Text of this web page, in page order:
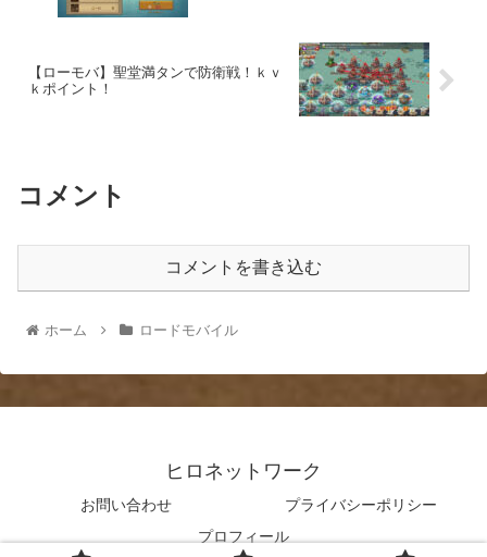
【ローモバ】聖堂満タンで防衛戦！ｋｖ
ｋポイント！
コメント
コメントを書き込む
ホーム ロードモバイル
ヒロネットワーク
お問い合わせ
プライバシーポリシー
プロフィール